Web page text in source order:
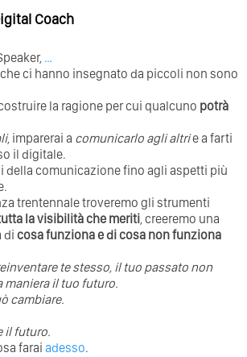
Coach
…
ci hanno insegnato da piccoli non sono
la ragione per cui qualcuno potrà
, imparerai a comunicarlo agli altrie a farti
il digitale.
della comunicazione fino agli aspetti più
trentennale troveremo gli strumenti
la visibilità che meriti, creeremo una
di cosa funziona e di cosa non funziona
te stesso, il tuo passato non
il tuo futuro.
cambiare.
il futuro.
farai adesso.